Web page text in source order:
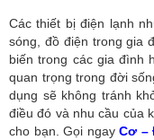
Các thiết bị điện lạnh
sóng, đồ điện trong gia
biến trong các gia đình
quan trọng trong đời
dụng sẽ không tránh
điều đó và nhu cầu của
cho bạn. Gọi ngayCơ –